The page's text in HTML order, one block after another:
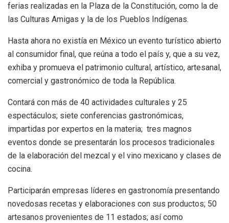
ferias realizadas en la Plaza de la Constitución, como la de
las Culturas Amigas y la de los Pueblos Indígenas.
Hasta ahora no existía en México un evento turístico abierto
al consumidor final, que reúna a todo el país y, que a su vez,
exhiba y promueva el patrimonio cultural, artístico, artesanal,
comercial y gastronómico de toda la República.
Contará con más de 40 actividades culturales y 25
espectáculos; siete conferencias gastronómicas,
impartidas por expertos en la materia; tres magnos
eventos donde se presentarán los procesos tradicionales
de la elaboración del mezcal y el vino mexicano y clases de
cocina.
Participarán empresas líderes en gastronomía presentando
novedosas recetas y elaboraciones con sus productos; 50
artesanos provenientes de 11 estados; así como